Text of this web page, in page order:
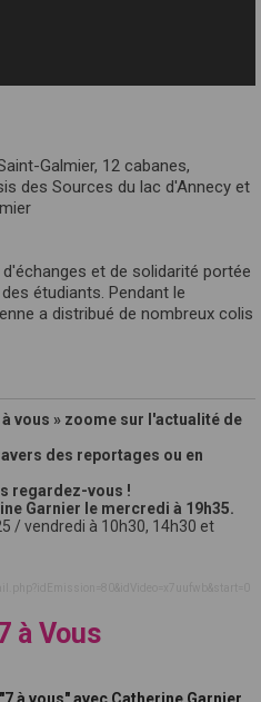
Galmier, 12 cabanes,
des Sources du lac d'Annecy et
et de solidarité portée
étudiants. Pendant le
a distribué de nombreux colis
vous » zoome sur l'actualité de
des reportages ou en
regardez-vous !
Garnier le mercredi à 19h35.
/ vendredi à 10h30, 14h30 et
à Vous
à vous" avec Catherine Garnier